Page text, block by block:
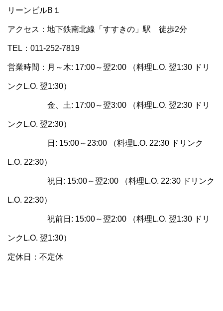
リーンビルB１
アクセス：地下鉄南北線「すすきの」駅 徒歩2分
TEL：011-252-7819
営業時間：月～木: 17:00～翌2:00 （料理L.O. 翌1:30 ドリ
ンクL.O. 翌1:30）
金、土: 17:00～翌3:00 （料理L.O. 翌2:30 ドリ
ンクL.O. 翌2:30）
日: 15:00～23:00 （料理L.O. 22:30 ドリンク
L.O. 22:30）
祝日: 15:00～翌2:00 （料理L.O. 22:30 ドリンク
L.O. 22:30）
祝前日: 15:00～翌2:00 （料理L.O. 翌1:30 ドリ
ンクL.O. 翌1:30）
定休日：不定休